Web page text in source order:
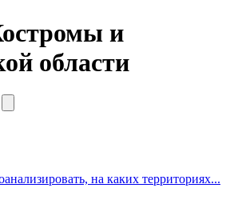
и
области
на каких территориях...